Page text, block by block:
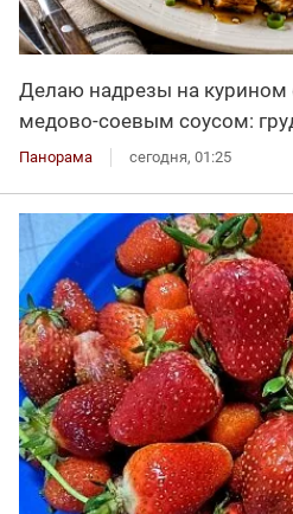
Делаю надрезы на
медово-соевым соусом:
Панорама сегодня, 01:25